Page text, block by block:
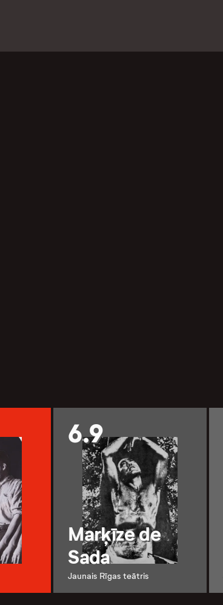
6.9
Marķīze de
Sada
Jaunais Rīgas teātris